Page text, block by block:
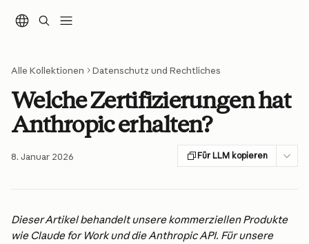
Alle Kollektionen Datenschutz und Rechtliches
Welche Zertifizierungen hat
Anthropic erhalten?
8. Januar 2026 Für LLM kopieren
Dieser Artikel behandelt unsere kommerziellen Produkte
wie Claude for Work und die Anthropic API. Für unsere